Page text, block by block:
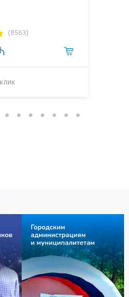
(8563)